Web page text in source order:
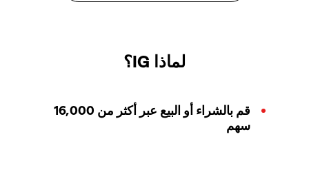
لماذا IG؟
قم بالشراء أو البيع عبر أكثر من 16,000
سهم